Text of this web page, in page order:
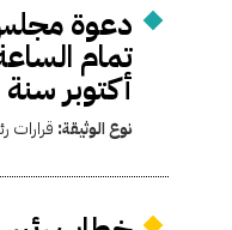
دعوة مجلس
أكتوبر سنة 2019
نوع الوثيقة: قرارات